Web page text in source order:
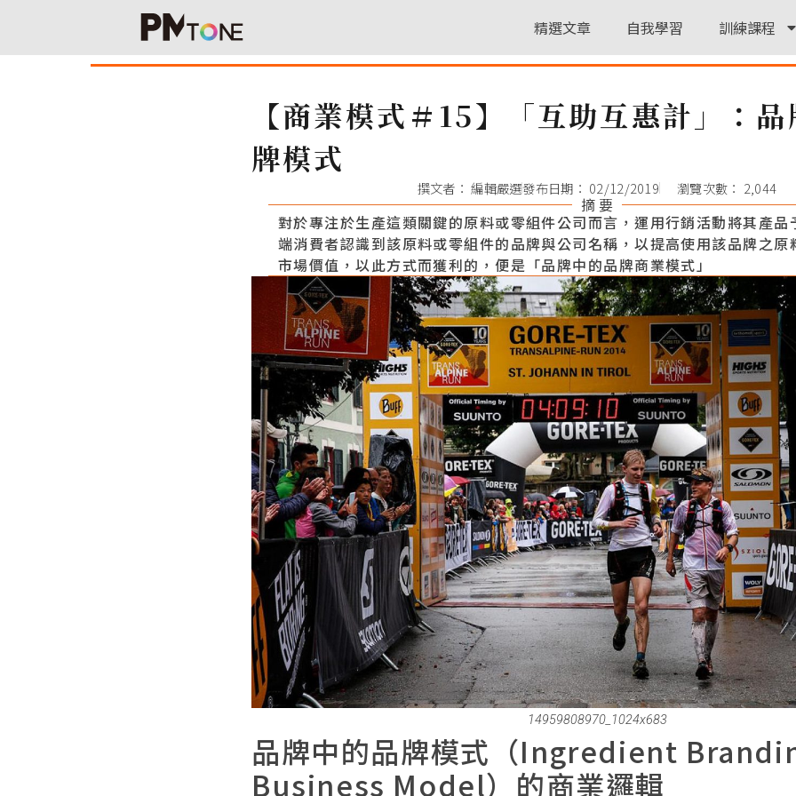
精選文章 自我學習 訓練課程
【商業模式＃15】「互助互惠計」：
牌模式
撰文者： 編輯嚴選發布日期： 02/12/2019 瀏覽次數： 2,044
摘 要
對於專注於生產這類關鍵的原料或零組件公司而言，運用行銷活動將其產品
端消費者認識到該原料或零組件的品牌與公司名稱，以提高使用該品牌之原
市場價值，以此方式而獲利的，便是「品牌中的品牌商業模式」
14959808970_1024x683
品牌中的品牌模式（Ingredient
Business Model）的商業邏輯